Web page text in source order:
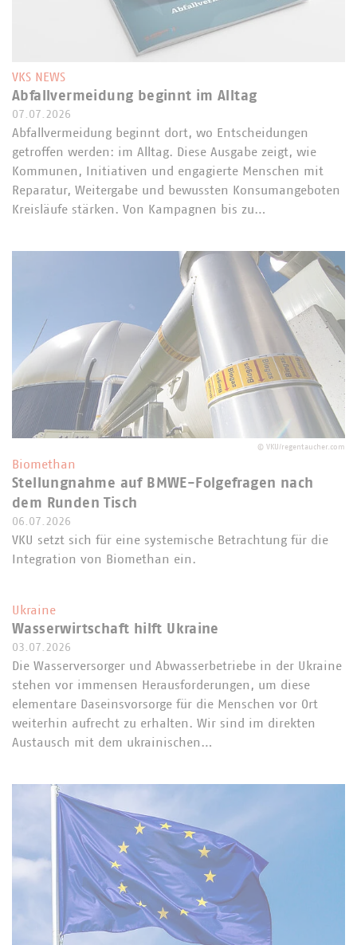
VKS NEWS
Abfallvermeidung beginnt im Alltag
07.07.2026
Abfallvermeidung beginnt dort, wo Entscheidungen
getroffen werden: im Alltag. Diese Ausgabe zeigt, wie
Kommunen, Initiativen und engagierte Menschen mit
Reparatur, Weitergabe und bewussten Konsumangeboten
Kreisläufe stärken. Von Kampagnen bis zu…
© VKU/regentaucher.com
Biomethan
Stellungnahme auf BMWE-Folgefragen nach
dem Runden Tisch
06.07.2026
VKU setzt sich für eine systemische Betrachtung für die
Integration von Biomethan ein.
Ukraine
Wasserwirtschaft hilft Ukraine
03.07.2026
Die Wasserversorger und Abwasserbetriebe in der Ukraine
stehen vor immensen Herausforderungen, um diese
elementare Daseinsvorsorge für die Menschen vor Ort
weiterhin aufrecht zu erhalten. Wir sind im direkten
Austausch mit dem ukrainischen…